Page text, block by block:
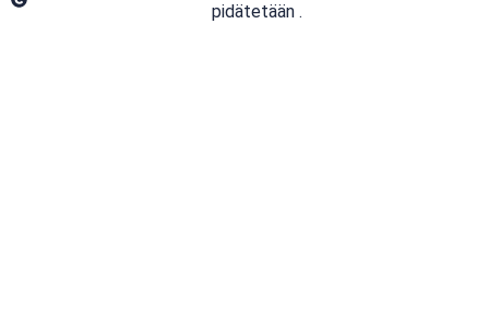
pidätetään .